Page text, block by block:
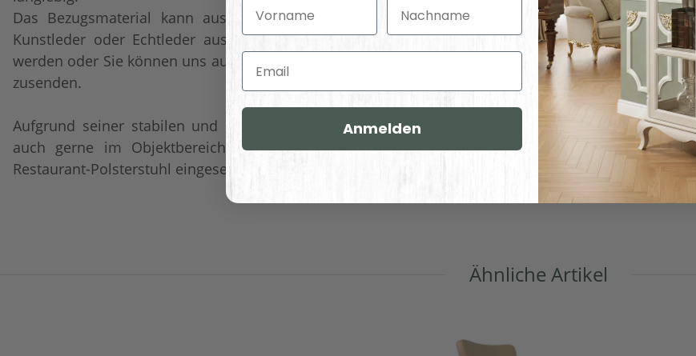
Das Bezugsmaterial kann aus einer großen Auswahl an Polsterstoffen,
Kunstleder oder Echtleder aus der angegebenen Farbpalette ausgewählt
werden oder Sie können uns auch ihren Wunschbezugsstoff gegen Aufpreis
zusenden.
Aufgrund seiner stabilen und robusten Ausführung wird der Polsterstuhl
auch gerne im Objektbereich insbesondere als Gastronomie oder als
Restaurant-Polsterstuhl eingesetzt.
Versandgewicht:
Artikelgewicht:
Abmessungen (L x B/T x H) (
Länge × Breite × Höhe ):
Ähnliche Artikel
Vorname Nachname
Email
Anmelden